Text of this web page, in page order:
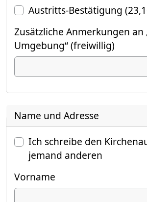
Austritts-Bestätigung
Zusätzliche Anmerkungen an
Umgebung“ (freiwillig)
Name und Adresse
Ich schreibe den
jemand anderen
Vorname